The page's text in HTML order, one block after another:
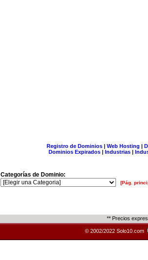
Registro de Dominios| Web Hosting |
Dominios Expirados | Industrias |
Categorías de Dominio:
[Pág.
** Precios
© 2002/2022 Solo10.com